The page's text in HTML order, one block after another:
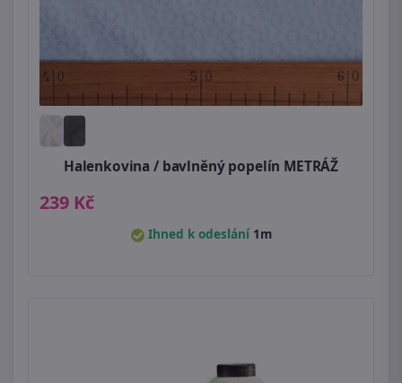
Halenkovina / bavlněný popelín METRÁŽ
239 Kč
Ihned k odeslání 1m